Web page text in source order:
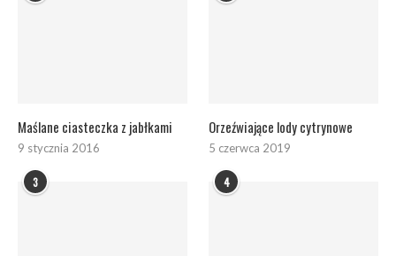
Maślane ciasteczka z jabłkami
9 stycznia 2016
Orzeźwiające lody cytrynowe
5 czerwca 2019
3 4